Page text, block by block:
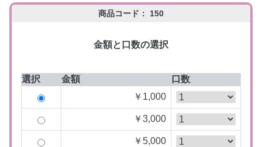
商品コード： 150
金額と口数の選択
選択 金額
口数
￥1,000
￥3,000
￥5,000